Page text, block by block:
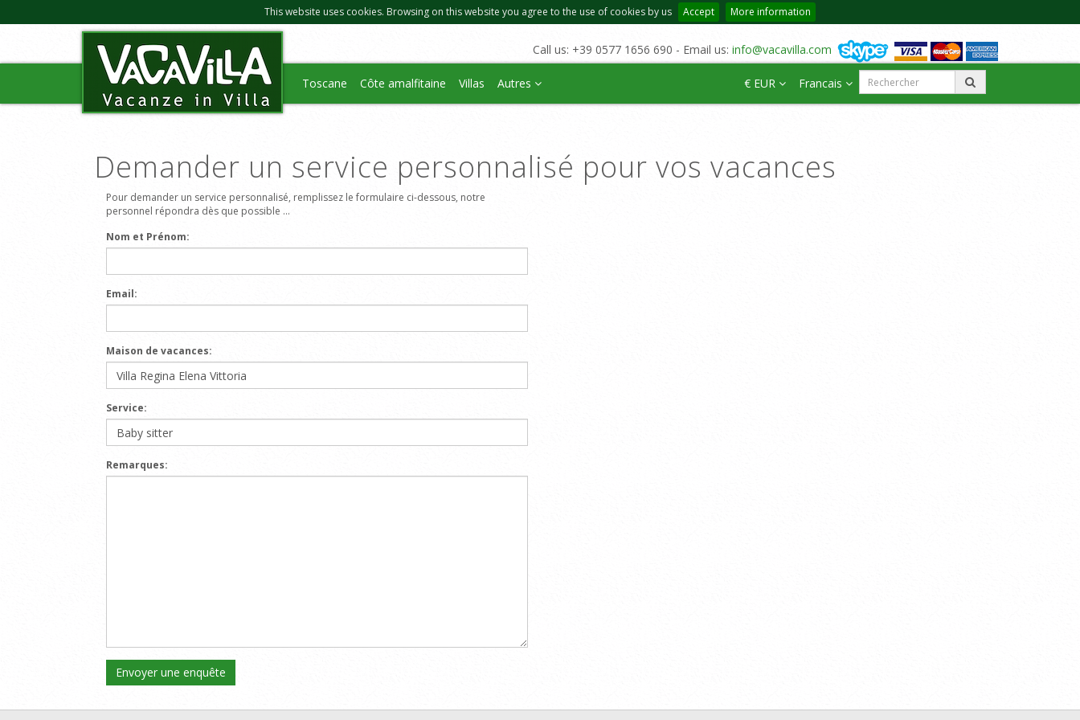
This website uses cookies. Browsing on this website you agree to the use of cookies by us Accept More information
Call us: +39 0577 1656 690 - Email us: info@vacavilla.com
Toscane Côte amalfitaine Villas Autres € EUR Francais
Demander un service personnalisé pour vos vacances
Pour demander un service personnalisé, remplissez le formulaire ci-dessous, notre
personnel répondra dès que possible ...
Nom et Prénom:
Email:
Maison de vacances:
Service:
Remarques: